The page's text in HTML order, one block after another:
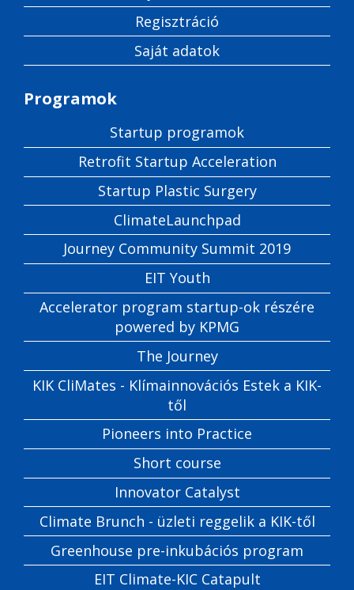
Regisztráció
Saját adatok
Programok
Startup programok
Retrofit Startup Acceleration
Startup Plastic Surgery
ClimateLaunchpad
Journey Community Summit 2019
EIT Youth
Accelerator program startup-ok részére
powered by KPMG
The Journey
KIK CliMates - Klímainnovációs Estek a KIK-
től
Pioneers into Practice
Short course
Innovator Catalyst
Climate Brunch - üzleti reggelik a KIK-től
Greenhouse pre-inkubációs program
EIT Climate-KIC Catapult